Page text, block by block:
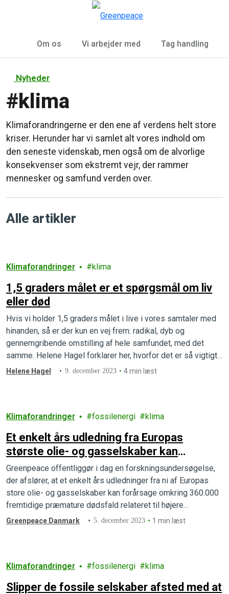
Om os Vi arbejder med Tag handling
Nyheder
#klima
Klimaforandringerne er den ene af verdens helt store
kriser. Herunder har vi samlet alt vores indhold om
den seneste videnskab, men også om de alvorlige
konsekvenser som ekstremt vejr, der rammer
mennesker og samfund verden over.
Alle artikler
Klimaforandringer klima
1,5 graders målet er et spørgsmål om liv
eller død
Hvis vi holder 1,5 graders målet i live i vores samtaler med
hinanden, så er der kun en vej frem: radikal, dyb og
gennemgribende omstilling af hele samfundet, med det
samme. Helene Hagel forklarer her, hvorfor det er så vigtigt
holde fast i de 1,5 grader.
Helene Hagel 9. december 2023 4 min læst
Klimaforandringer fossilenergi klima
Et enkelt års udledning fra Europas
største olie- og gasselskaber kan
resultere i 360.000 tidlige dødsfald
Greenpeace offentliggør i dag en forskningsundersøgelse,
der afslører, at et enkelt års udledninger fra ni af Europas
store olie- og gasselskaber kan forårsage omkring 360.000
fremtidige præmature dødsfald relateret til højere
temperaturer.
Greenpeace Danmark 5. december 2023 1 min læst
Klimaforandringer fossilenergi klima
Slipper de fossile selskaber afsted med at